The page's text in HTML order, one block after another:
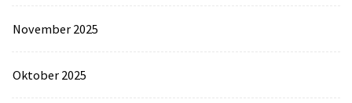
November 2025
Oktober 2025